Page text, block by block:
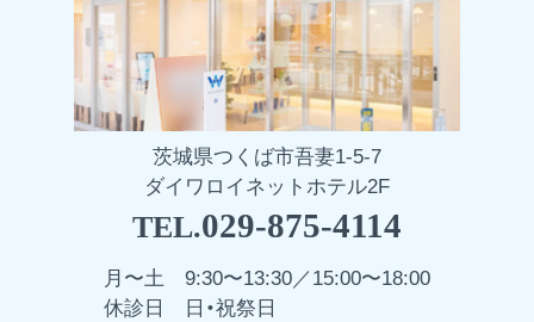
茨城県つくば市吾妻1-5-7
ダイワロイネットホテル2F
TEL.029-875-4114
月〜土
9:30〜13:30／15:00〜18:00
休診日
日・祝祭日